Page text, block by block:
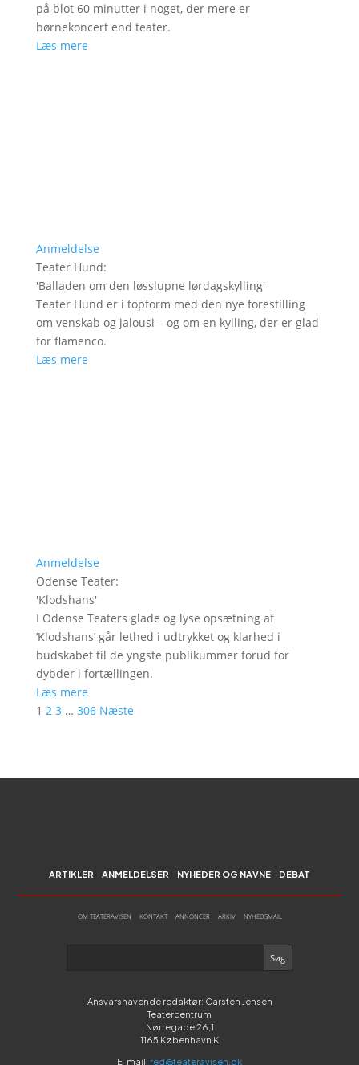
på blot 60 minutter i noget, der mere er
børnekoncert end teater.
Læs mere
Anmeldelse
Teater Hund:
'Balladen om den løsslupne lørdagskylling'
Teater Hund er i topform med den nye forestilling
om venskab og jalousi – og om en kylling, der er glad
for flamenco.
Læs mere
Anmeldelse
Odense Teater:
'Klodshans'
I Odense Teaters glade og lyse opsætning af
’Klodshans’ går lethed i udtrykket og klarhed i
budskabet til de yngste publikummer forud for
dybder i fortællingen.
Læs mere
1 2 3 … 306 Næste
ARTIKLER ANMELDELSER NYHEDER OG NAVNE DEBAT
OM TEATERAVISEN KONTAKT ANNONCER ARKIV NYHEDSMAIL
Ansvarshavende redaktør: Carsten Jensen
Teatercentrum
Nørregade 26,1
1165 København K
E-mail: red@teateravisen.dk